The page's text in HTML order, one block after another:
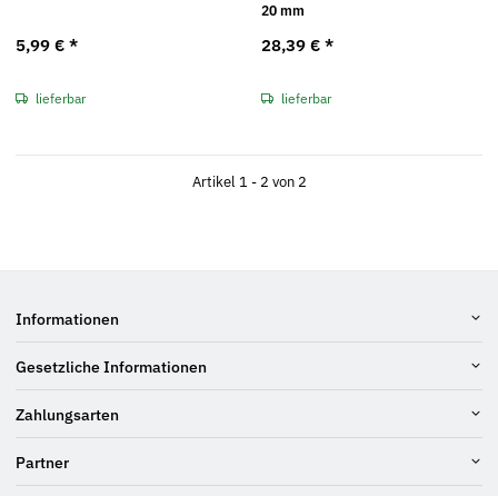
5,99 € *
lieferbar
20 mm
28,39 € *
lieferbar
Artikel 1 - 2 von 2
Informationen
Gesetzliche Informationen
Zahlungsarten
Partner